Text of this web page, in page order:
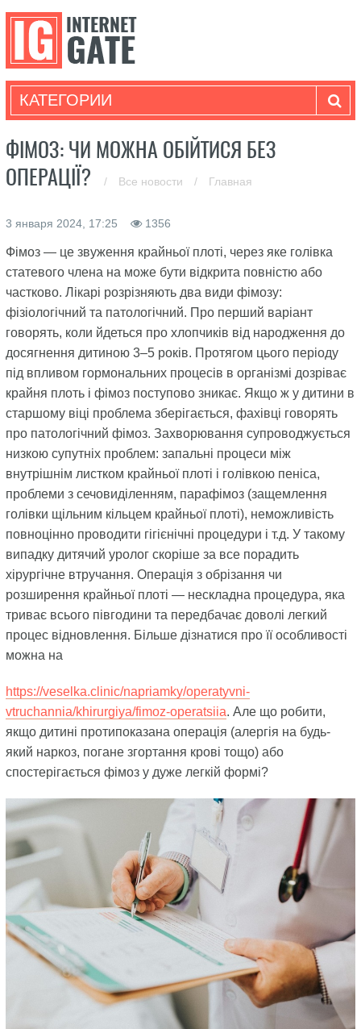
КАТЕГОРИИ
ФІМОЗ: ЧИ МОЖНА ОБІЙТИСЯ БЕЗ
ОПЕРАЦІЇ?
/ Все новости / Главная
3 января 2024, 17:25 1356
Фімоз — це звуження крайньої плоті, через яке голівка
статевого члена на може бути відкрита повністю або
частково. Лікарі розрізняють два види фімозу:
фізіологічний та патологічний. Про перший варіант
говорять, коли йдеться про хлопчиків від народження до
досягнення дитиною 3–5 років. Протягом цього періоду
під впливом гормональних процесів в організмі дозріває
крайня плоть і фімоз поступово зникає. Якщо ж у дитини в
старшому віці проблема зберігається, фахівці говорять
про патологічний фімоз. Захворювання супроводжується
низкою супутніх проблем: запальні процеси між
внутрішнім листком крайньої плоті і голівкою пеніса,
проблеми з сечовиділенням, парафімоз (защемлення
голівки щільним кільцем крайньої плоті), неможливість
повноцінно проводити гігієнічні процедури і т.д. У такому
випадку дитячий уролог скоріше за все порадить
хірургічне втручання. Операція з обрізання чи
розширення крайньої плоті — нескладна процедура, яка
триває всього півгодини та передбачає доволі легкий
процес відновлення. Більше дізнатися про її особливості
можна на
https://veselka.clinic/napriamky/operatyvni-
vtruchannia/khirurgiya/fimoz-operatsiia. Але що робити,
якщо дитині протипоказана операція (алергія на будь-
який наркоз, погане згортання крові тощо) або
спостерігається фімоз у дуже легкій формі?